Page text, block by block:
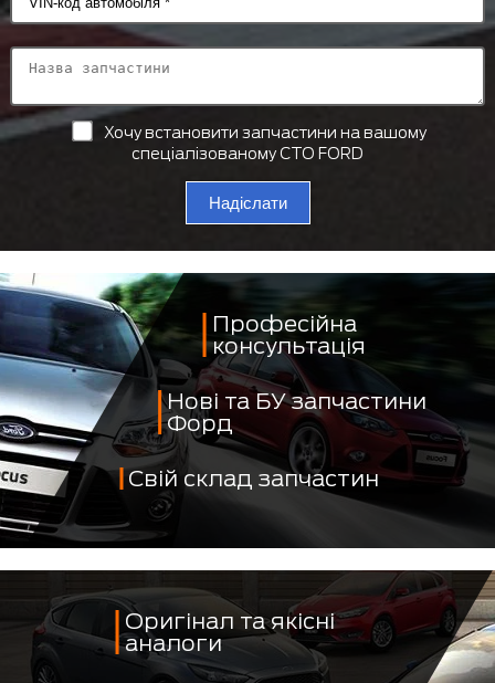
Хочу встановити запчастини на вашому
спеціалізованому СТО FORD
Надіслати
Професійна
консультація
Нові та БУ запчастини
Форд
Свій склад запчастин
Оригінал та якісні
аналоги